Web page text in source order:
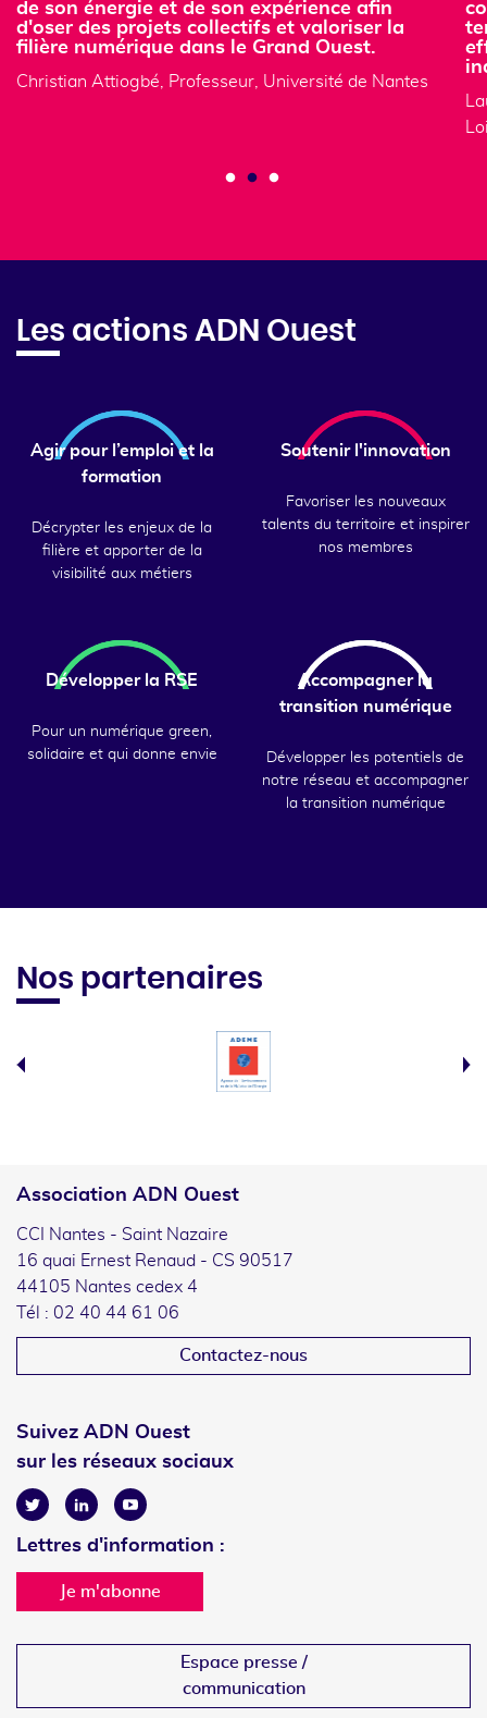
de son énergie et de son expérience afin
d'oser des projets collectifs et valoriser la
filière numérique dans le Grand Ouest.
Christian Attiogbé, Professeur, Université de Nantes
Les actions ADN Ouest
Agir pour l’emploi et la
formation
Décrypter les enjeux de la
filière et apporter de la
visibilité aux métiers
Soutenir l'innovation
Favoriser les nouveaux
talents du territoire et inspirer
nos membres
Développer la RSE
Pour un numérique green,
solidaire et qui donne envie
Accompagner la
transition numérique
Développer les potentiels de
notre réseau et accompagner
la transition numérique
Nos partenaires
Association ADN Ouest
CCI Nantes - Saint Nazaire
16 quai Ernest Renaud - CS 90517
44105 Nantes cedex 4
Tél : 02 40 44 61 06
Contactez-nous
Suivez ADN Ouest
sur les réseaux sociaux
TwitterLinkedinYoutube
Lettres d'information :
Je m'abonne
Espace presse /
communication